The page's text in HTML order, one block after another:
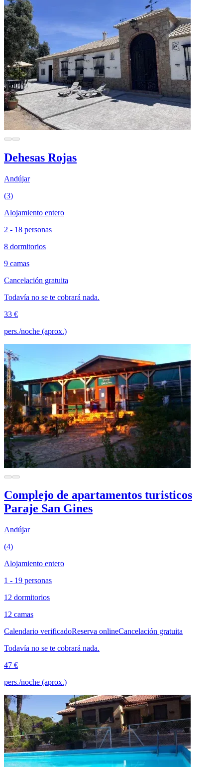
Dehesas Rojas
Andújar
(3)
Alojamiento entero
2 - 18 personas
8 dormitorios
9 camas
Cancelación gratuita
Todavía no se te cobrará nada.
33 €
pers./noche (aprox.)
Complejo de apartamentos turisticos
Paraje San Gines
Andújar
(4)
Alojamiento entero
1 - 19 personas
12 dormitorios
12 camas
Calendario verificadoReserva onlineCancelación gratuita
Todavía no se te cobrará nada.
47 €
pers./noche (aprox.)